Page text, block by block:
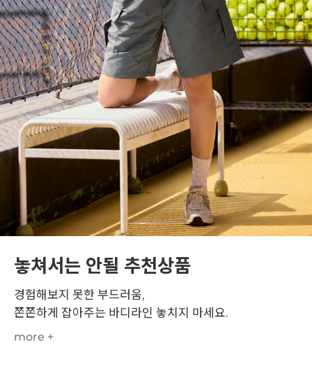
놓쳐서는 안될 추천상품
경험해보지 못한 부드러움,
쫀쫀하게 잡아주는 바디라인 놓치지 마세요.
more +